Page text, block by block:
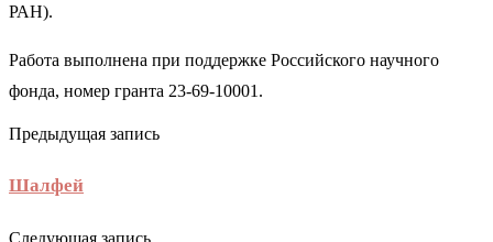
РАН).
Работа выполнена при поддержке Российского научного
фонда, номер гранта 23-69-10001.
Предыдущая запись
Шалфей
Следующая запись